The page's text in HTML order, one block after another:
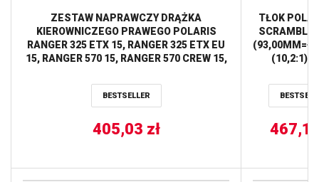
ZESTAW NAPRAWCZY DRĄŻKA
KIEROWNICZEGO PRAWEGO POLARIS
RANGER 325 ETX 15, RANGER 325 ETX EU
15, RANGER 570 15, RANGER 570 CREW 15,
EPS 15, RANGER EV 4X4 15 ALL BALLS
BESTSELLER
405,03 zł
TŁOK
(10,2:1)